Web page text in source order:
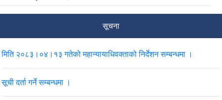
सूचना
मिति २०८३।०४।१३ गतेको महान्यायाधिवक्ताको निर्देशन सम्बन्धमा ।
सूची दर्ता गर्ने सम्बन्धमा ।